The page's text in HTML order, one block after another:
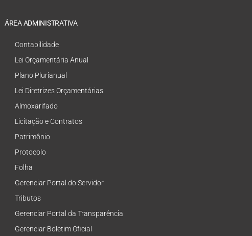
ÁREA ADMINISTRATIVA
Contabilidade
Lei Orçamentária Anual
Plano Plurianual
Lei Diretrizes Orçamentárias
Almoxarifado
Licitação e Contratos
Patrimônio
Protocolo
Folha
Gerenciar Portal do Servidor
Tributos
Gerenciar Portal da Transparência
Gerenciar Boletim Oficial